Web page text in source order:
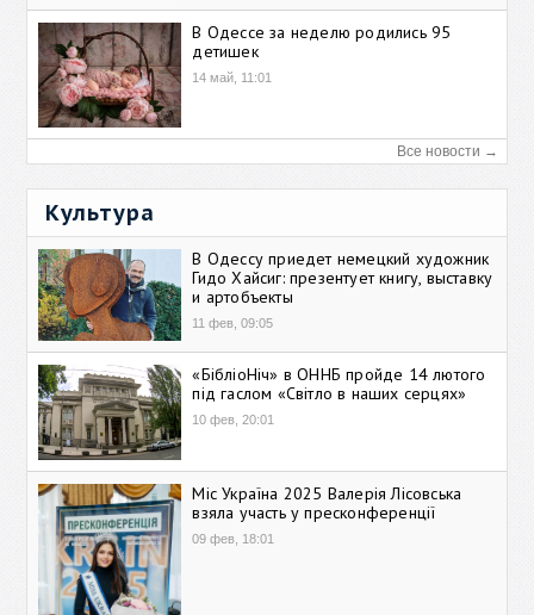
В Одессе за неделю родились 95
детишек
14 май, 11:01
Все новости →
Культура
В Одессу приедет немецкий художник
Гидо Хайсиг: презентует книгу, выставку
и артобъекты
11 фев, 09:05
«БібліоНіч» в ОННБ пройде 14 лютого
під гаслом «Світло в наших серцях»
10 фев, 20:01
Міс Україна 2025 Валерія Лісовська
взяла участь у пресконференції
09 фев, 18:01